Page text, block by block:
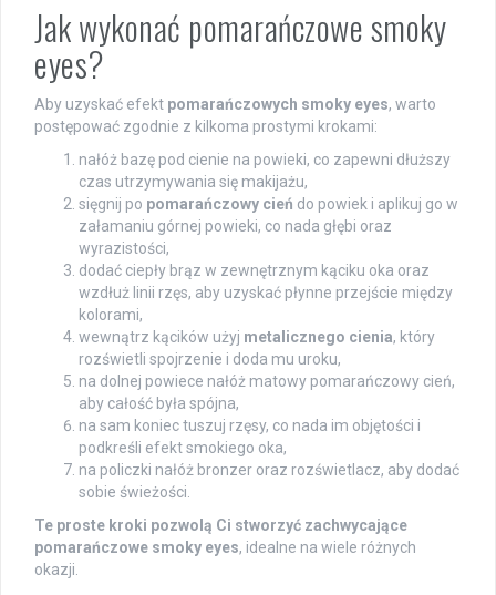
Jak wykonać pomarańczowe smoky
eyes?
Aby uzyskać efekt pomarańczowych smoky eyes, warto
postępować zgodnie z kilkoma prostymi krokami:
nałóż bazę pod cienie na powieki, co zapewni dłuższy
czas utrzymywania się makijażu,
sięgnij po pomarańczowy cień do powiek i aplikuj go w
załamaniu górnej powieki, co nada głębi oraz
wyrazistości,
dodać ciepły brąz w zewnętrznym kąciku oka oraz
wzdłuż linii rzęs, aby uzyskać płynne przejście między
kolorami,
wewnątrz kącików użyj metalicznego cienia, który
rozświetli spojrzenie i doda mu uroku,
na dolnej powiece nałóż matowy pomarańczowy cień,
aby całość była spójna,
na sam koniec tuszuj rzęsy, co nada im objętości i
podkreśli efekt smokiego oka,
na policzki nałóż bronzer oraz rozświetlacz, aby dodać
sobie świeżości.
Te proste kroki pozwolą Ci stworzyć zachwycające
pomarańczowe smoky eyes, idealne na wiele różnych
okazji.